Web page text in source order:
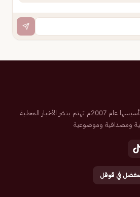
صحيفة إلكترونية سعودية تم تأسيسها عام 2007م تهتم بنشر الأخبار المحلية
ومصداقية وموضوعية
في قوقل